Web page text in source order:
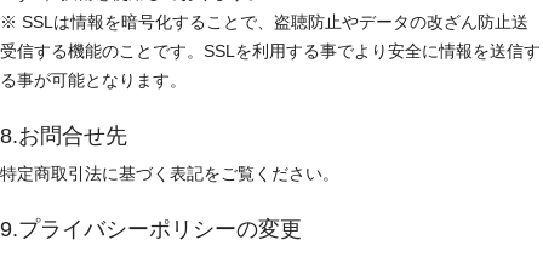
※ SSLは情報を暗号化することで、盗聴防止やデータの改ざん防止送
受信する機能のことです。SSLを利用する事でより安全に情報を送信す
る事が可能となります。
8.お問合せ先
特定商取引法に基づく表記をご覧ください。
9.プライバシーポリシーの変更